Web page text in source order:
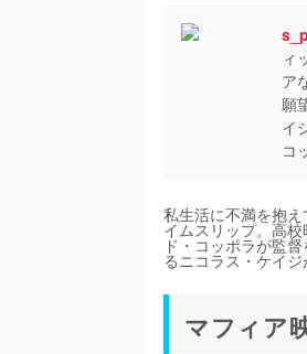
ィ
ア
願
イ
コ
私生活に不満を抱
イムスリップ。高
ド・コッポラが監
るニコラス・ケイ
マフィア